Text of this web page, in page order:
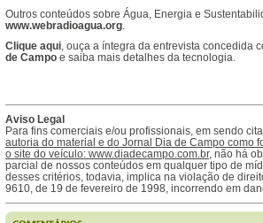
Outros conteúdos sobre Água, Energia e
www.webradioagua.org
Clique aqui , ouça a íntegra da entrevista concedida
de Campo e saiba mais detalhes da tecnologia.
Aviso Legal
Para fins comerciais e/ou profissionais, em sendo
autoria do material e do Jornal Dia de Campo como
o site do veículo: www.diadecampo.com.br, não há
parcial de nossos conteúdos em qualquer tipo de
desses critérios, todavia, implica na violação de
9610, de 19 de fevereiro de 1998, incorrendo em